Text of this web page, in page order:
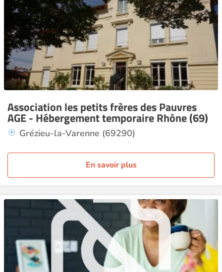
Association les petits frères des Pauvres
AGE - Hébergement temporaire Rhône (69)
Grézieu-la-Varenne (69290)
En savoir plus